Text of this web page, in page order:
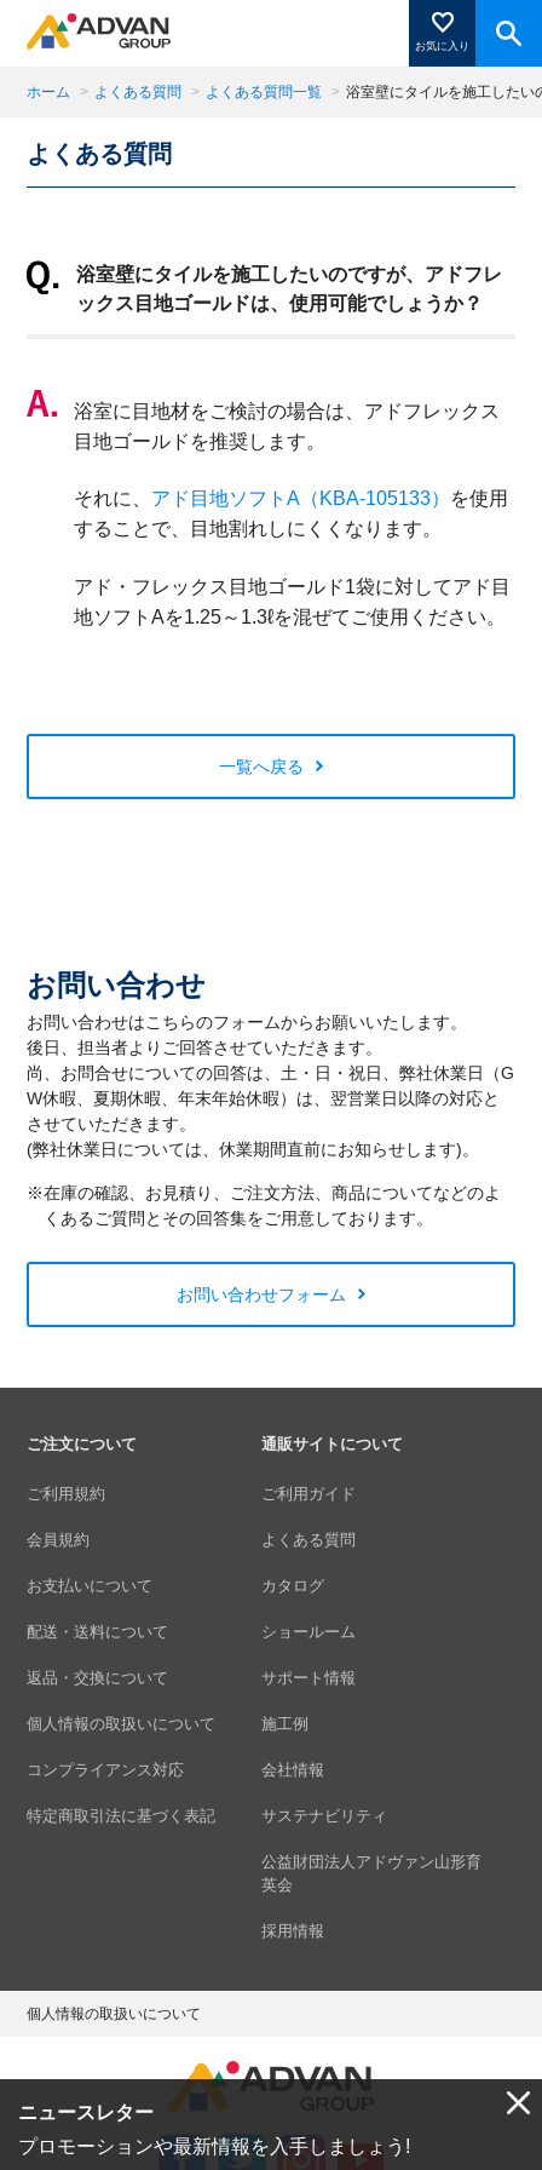
お気に入り
商品ページにある「お気に入り登録」を押すと登録した
商品がここに表示されます。
閉じる
ニュースレター
プロモーションや最新情報を入手しましょう!
ホーム > よくある質問 > よくある質問一覧 > 浴室壁にタイルを施工した
よくある質問
浴室壁にタイルを施工したいのですが、アドフレ
ックス目地ゴールドは、使用可能でしょうか？
浴室に目地材をご検討の場合は、アドフレックス
目地ゴールドを推奨します。
それに、 アド目地ソフトA （ KBA-105133） を使用
することで、目地割れしにくくなります。
アド・フレックス目地ゴールド1袋に対してアド目
地ソフトAを1.25～ 1.3ℓを混ぜてご使用ください。
一覧へ戻る
お問い合わせ
お問い合わせはこちらのフォームからお願いいたします。
後日、担当者よりご回答させていただきます。
尚、お問合せについての回答は、土・日・祝日、弊社休業日（G
W休暇、夏期休暇、年末年始休暇）は、翌営業日以降の対応と
させていただきます。
(弊社休業日については、休業期間直前にお知らせします)。
※在庫の確認、お見積り、ご注文方法、商品についてなどのよ
くあるご質問とその回答集をご用意しております。
お問い合わせフォーム
ご注文について
ご利用規約
会員規約
お支払いについて
配送・送料について
返品・交換について
個人情報の取扱いについて
コンプライアンス対応
特定商取引法に基づく表記
通販サイトについて
ご利用ガイド
よくある質問
カタログ
ショールーム
サポート情報
施工例
会社情報
サステナビリティ
公益財団法人アドヴァン山形育
英会
採用情報
個人情報の取扱いについて